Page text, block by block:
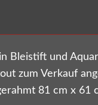
Bleistift und
zum Verkauf
81 cm x 61